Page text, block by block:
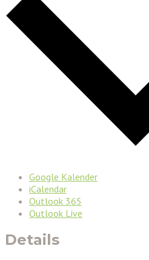
Google Kalender
iCalendar
Outlook 365
Outlook Live
Details